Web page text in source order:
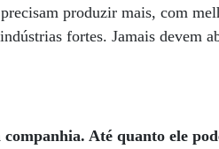
produzir mais, com
fortes. Jamais devem
Até quanto ele